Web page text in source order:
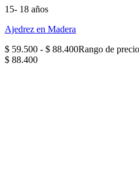
15- 18 años
Ajedrez en Madera
$ 59.500 - $ 88.400Rango de
$ 88.400